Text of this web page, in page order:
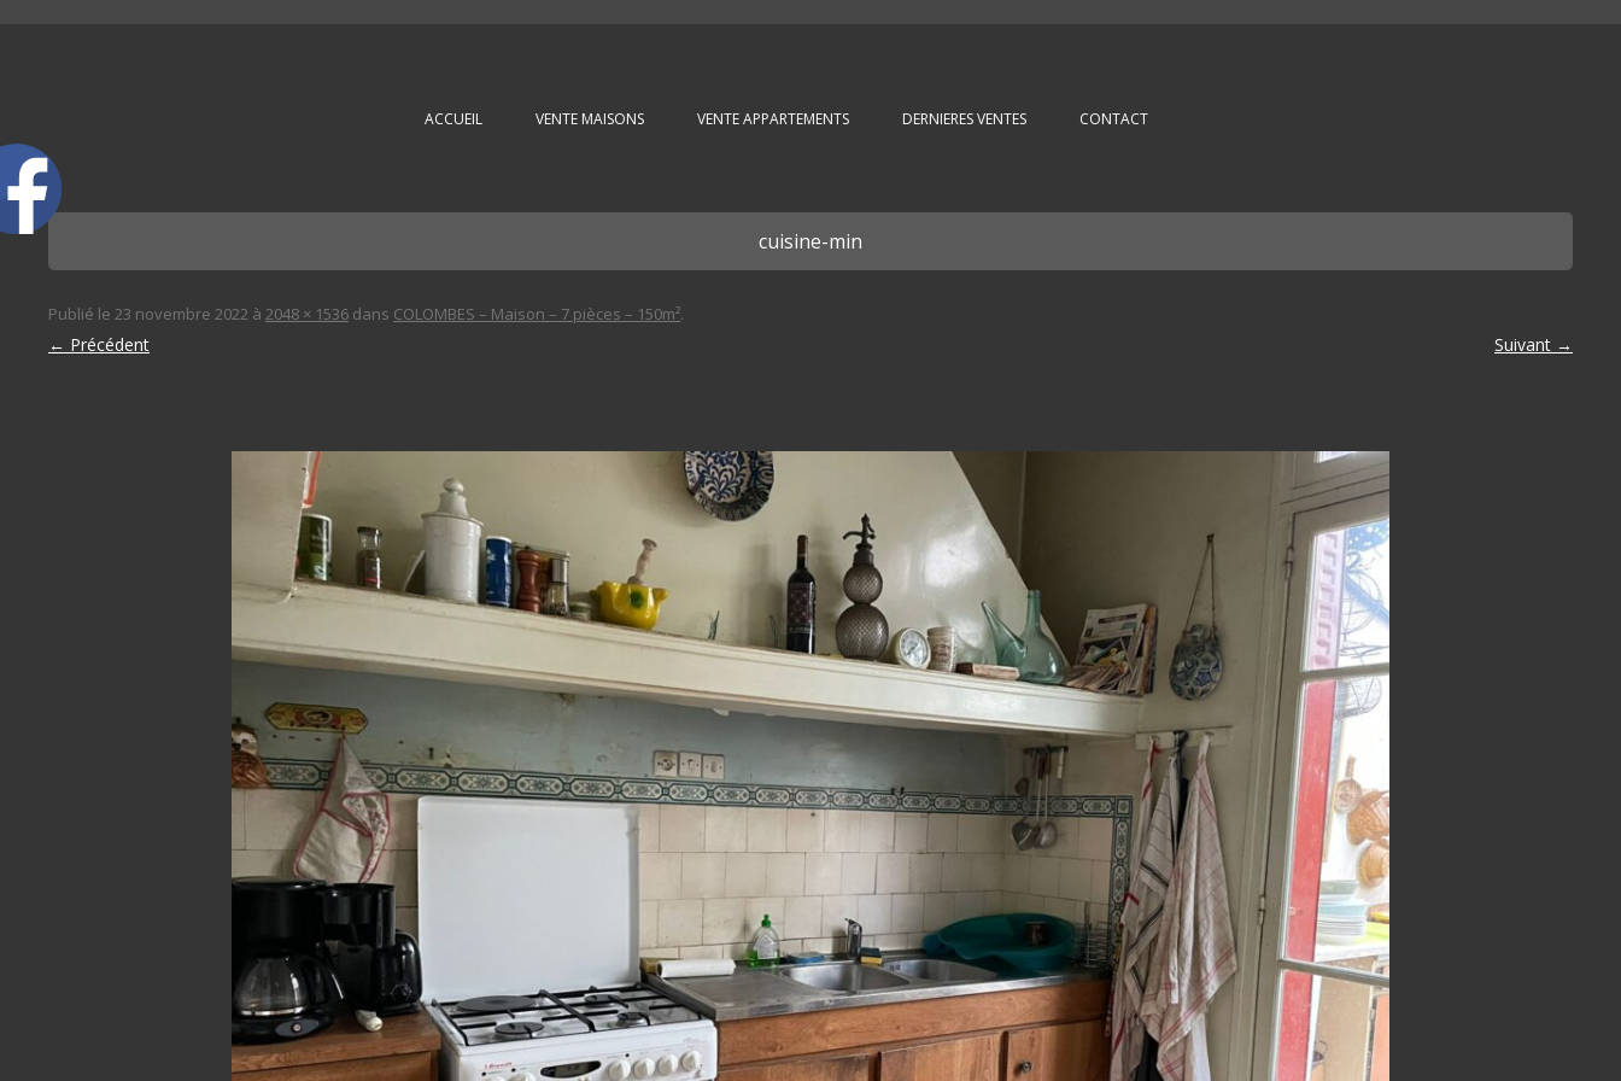
ACCUEIL VENTE MAISONS VENTE APPARTEMENTS DERNIERES VENTES CONTACT
cuisine-min
Publié le 23 novembre 2022 à 2048 × 1536 dans COLOMBES – Maison – 7 pièces – 150m².
← Précédent Suivant →